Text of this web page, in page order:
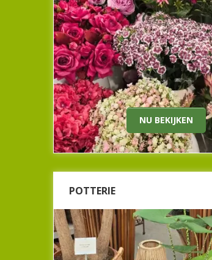
NU BEKIJKEN
Zonde om wekelijks een nieuwe
halen? Bij Beeker tuincentrum
voor een prachtig én tijdloos zijden
Nu bekijken
POTTERIE
Een kanjer van een plant verdient
knaller van een pot! Door de
van plant met pot, komen beide
recht. Wist u dat wij een